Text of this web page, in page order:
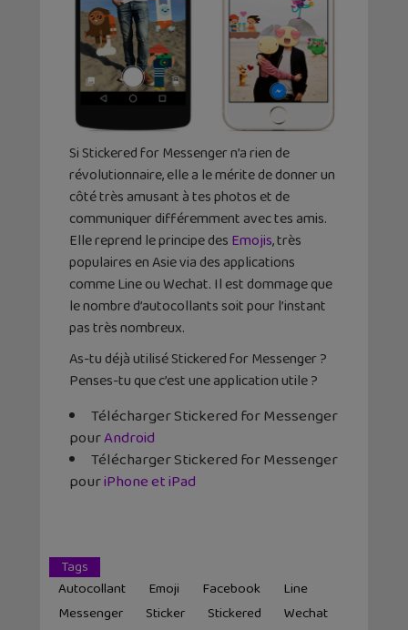
Si Stickered for Messenger n’a rien de
révolutionnaire, elle a le mérite de donner un
côté très amusant à tes photos et de
communiquer différemment avec tes amis.
Elle reprend le principe des Emojis, très
populaires en Asie via des applications
comme Line ou Wechat. Il est dommage que
le nombre d’autocollants soit pour l’instant
pas très nombreux.
As-tu déjà utilisé Stickered for Messenger ?
Penses-tu que c’est une application utile ?
Télécharger Stickered for Messenger
pourAndroid
Télécharger Stickered for Messenger
pouriPhone et iPad
Tags
Autocollant
Emoji Facebook
Line
Messenger
Sticker Stickered Wechat